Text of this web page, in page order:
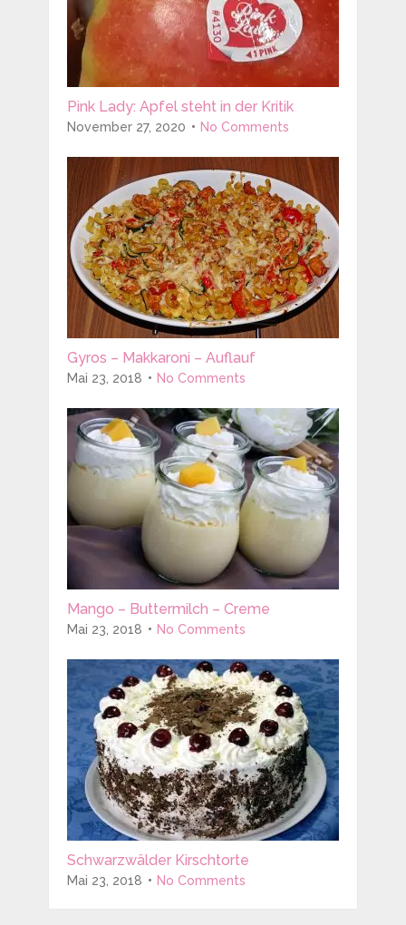
Pink Lady: Apfel steht in der Kritik
November 27, 2020 No Comments
Gyros – Makkaroni – Auflauf
Mai 23, 2018 No Comments
Mango – Buttermilch – Creme
Mai 23, 2018 No Comments
Schwarzwälder Kirschtorte
Mai 23, 2018 No Comments